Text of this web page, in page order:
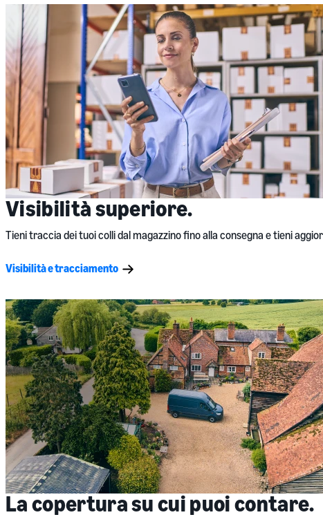
Visibilità superiore.
Tieni traccia dei tuoi colli dal magazzino fino alla consegna e tieni
Visibilità e tracciamento
La copertura su cui puoi contare.